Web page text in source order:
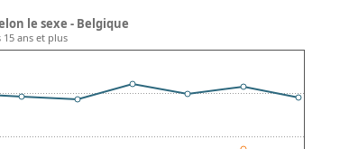
le sexe - Belgique
ans et plus